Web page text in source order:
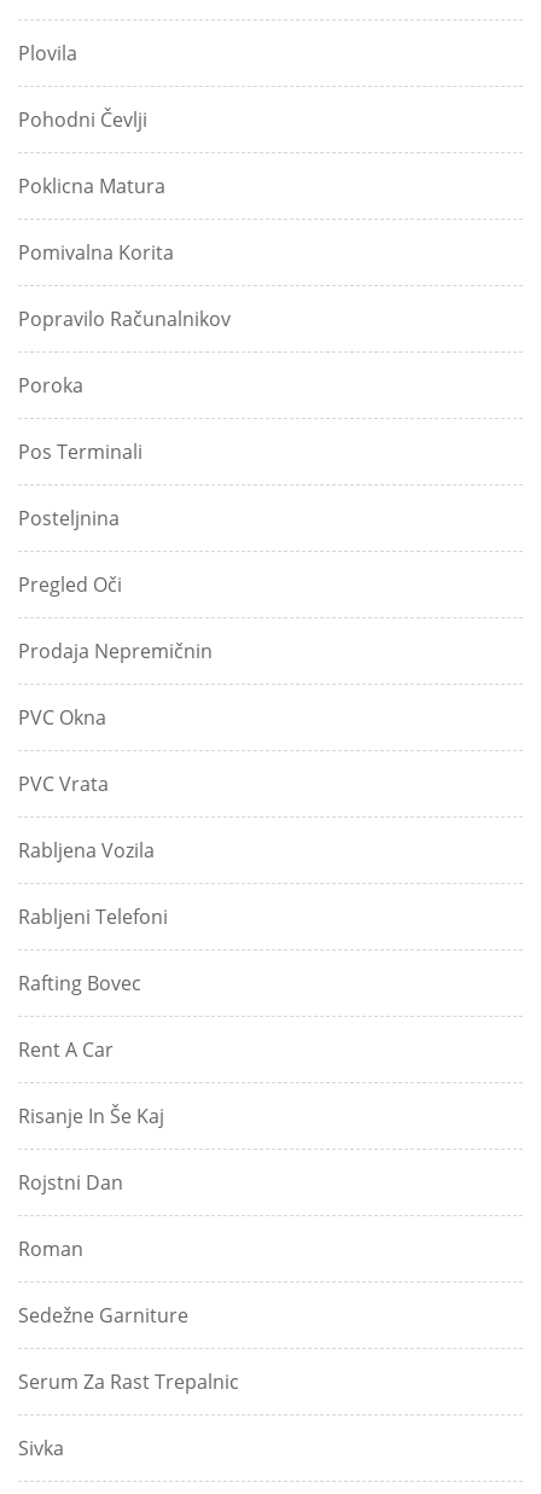
Plovila
Pohodni Čevlji
Poklicna Matura
Pomivalna Korita
Popravilo Računalnikov
Poroka
Pos Terminali
Posteljnina
Pregled Oči
Prodaja Nepremičnin
PVC Okna
PVC Vrata
Rabljena Vozila
Rabljeni Telefoni
Rafting Bovec
Rent A Car
Risanje In Še Kaj
Rojstni Dan
Roman
Sedežne Garniture
Serum Za Rast Trepalnic
Sivka